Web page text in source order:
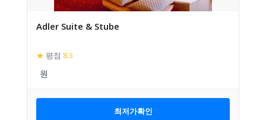
Adler Suite & Stube
★ 평점 8.3
최저가확인